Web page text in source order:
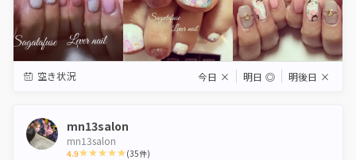
空き状況 今日 × 明日 ◎ 明後日 ×
mn13salon
mn13salon
4.9 (35件)